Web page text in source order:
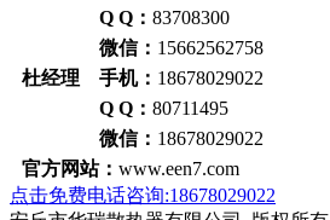
Q Q： 83708300
微信： 15662562758
杜经理 手机： 18678029022
Q Q： 80711495
微信： 18678029022
官方网站： www.een7.com
点击免费电话咨询:18678029022